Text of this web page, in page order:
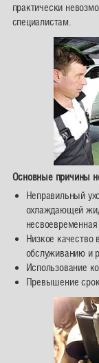
практически
специалистам.
Основные причины
Неправильный
охлаждающей
Низкое качество
обслуживанию и
Использование
Превышение